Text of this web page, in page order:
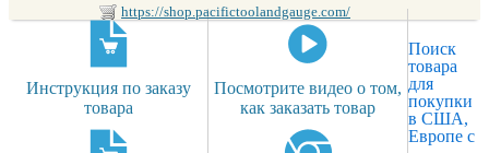
https://shop.pacifictoolandgauge.com/
Инструкция по заказу
товара
Посмотрите видео о том,
как заказать товар
Поиск
товара
для
покупки
в США,
Европе с